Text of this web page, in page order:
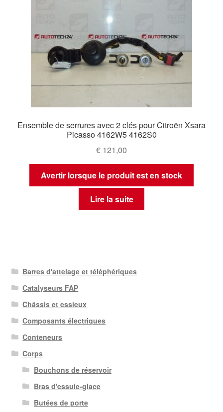
Ensemble de serrures avec 2 clés pour Citroën Xsara
Picasso 4162W5 4162S0
€ 121,00
Avertir lorsque le produit est en stock
Lire la suite
Barres d'attelage et téléphériques
Catalyseurs FAP
Châssis et essieux
Composants électriques
Conteneurs
Corps
Bouchons de réservoir
Bras d'essuie-glace
Butées de porte